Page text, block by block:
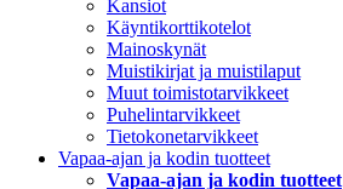
Kansiot
Käyntikorttikotelot
Mainoskynät
Muistikirjat ja muistilaput
Muut toimistotarvikkeet
Puhelintarvikkeet
Tietokonetarvikkeet
Vapaa-ajan ja kodin tuotteet
Vapaa-ajan ja kodin tuotteet